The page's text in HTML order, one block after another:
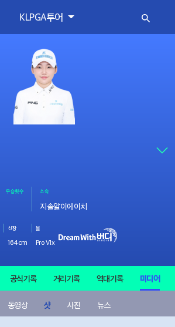
KLPGA투어
우승횟수 소속
지솔알이에이치
신장
164cm
볼
Pro V1x
공식기록 거리기록 역대기록 미디어
동영상 샷 사진 뉴스